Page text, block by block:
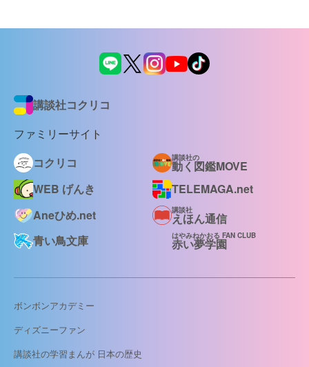
講談社コクリコ
ファミリーサイト
コクリコ
講談社の
動く図鑑MOVE
WEB げんき
TELEMAGA.net
Aneひめ.net
講談社
えほん通信
青い鳥文庫
はやみねかおる FAN CLUB
赤い夢学園
ボンボンアカデミー
ディズニーファン
講談社の学習まんが 日本の歴史